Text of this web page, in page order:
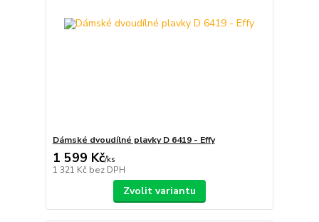
Dámské dvoudílné plavky D 6419 - Effy
1 599 Kč/ks
1 321 Kč bez DPH
Zvolit variantu